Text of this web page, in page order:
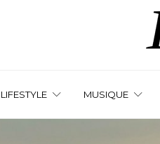
LIFESTYLE MUSIQUE